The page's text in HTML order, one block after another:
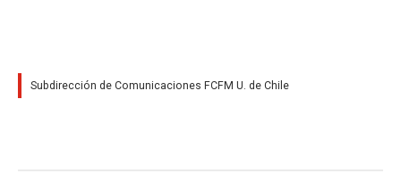
Subdirección de Comunicaciones FCFM U. de Chile